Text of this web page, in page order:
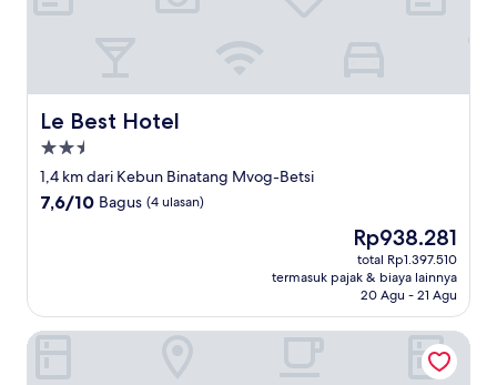
Le Best Hotel
Le Best Hotel
Properti
bintang
2.5
1,4 km dari Kebun Binatang Mvog-Betsi
7.6
7,6/10 Bagus (4 ulasan)
Harga
sekarang
Rp938.281
Rp938.281
total Rp1.397.510
termasuk pajak & biaya lainnya
20 Agu - 21 Agu
DF Plazza Hotel